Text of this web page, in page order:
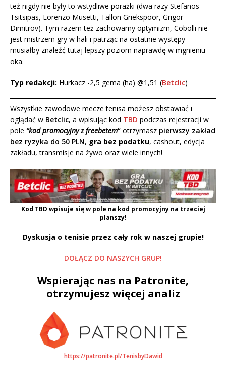
też nigdy nie były to wstydliwe porażki (dwa razy Stefanos
Tsitsipas, Lorenzo Musetti, Tallon Griekspoor, Grigor
Dimitrov). Tym razem też zachowamy optymizm, Cobolli nie
jest mistrzem gry w hali i patrząc na ostatnie występy
musiałby znaleźć tutaj lepszy poziom naprawdę w mgnieniu
oka.
Typ redakcji: Hurkacz -2,5 gema (ha) @1,51 (Betclic)
Wszystkie zawodowe mecze tenisa możesz obstawiać i
oglądać w Betclic, a wpisując kod TBD podczas rejestracji w
pole “kod promocyjny z freebetem“ otrzymasz pierwszy zakład
bez ryzyka do 50 PLN, gra bez podatku, cashout, edycja
zakładu, transmisje na żywo oraz wiele innych!
Kod TBD wpisuje się w pole na kod promocyjny na trzeciej
planszy!
Dyskusja o tenisie przez cały rok w naszej grupie!
DOŁĄCZ DO NASZYCH GRUP!
Wspierając nas na Patronite,
otrzymujesz więcej analiz
https://patronite.pl/TenisbyDawid